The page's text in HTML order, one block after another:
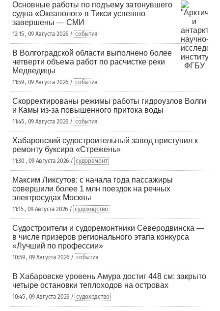
Основные работы по подъему затонувшего
судна «Океанолог» в Тикси успешно
завершены — СМИ
12:15 , 09 Августа 2026 / события
В Волгоградской области выполнено более
четверти объема работ по расчистке реки
Медведицы
11:59 , 09 Августа 2026 / события
Скорректированы режимы работы гидроузлов Волги
и Камы из-за повышенного притока воды
11:45 , 09 Августа 2026 / события
Хабаровский судостроительный завод приступил к
ремонту буксира «Стрежень»
11:30 , 09 Августа 2026 / судоремонт
Максим Ликсутов: с начала года пассажиры
совершили более 1 млн поездок на речных
электросудах Москвы
11:15 , 09 Августа 2026 / судоходство
Судостроители и судоремонтники Северодвинска —
в числе призеров регионального этапа конкурса
«Лучший по профессии»
10:59 , 09 Августа 2026 / события
В Хабаровске уровень Амура достиг 448 см: закрыто
четыре остановки теплоходов на островах
10:45 , 09 Августа 2026 / судоходство